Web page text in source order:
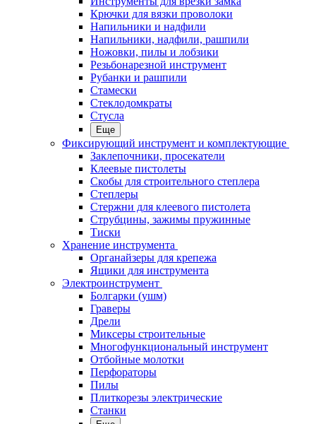
Крючки для вязки проволоки
Напильники и надфили
Напильники, надфили, рашпили
Ножовки, пилы и лобзики
Резьбонарезной инструмент
Рубанки и рашпили
Стамески
Стеклодомкраты
Стусла
Еще
Фиксирующий инструмент и комплектующие
Заклепочники, просекатели
Клеевые пистолеты
Скобы для строительного степлера
Степлеры
Стержни для клеевого пистолета
Струбцины, зажимы пружинные
Тиски
Хранение инструмента
Органайзеры для крепежа
Ящики для инструмента
Электроинструмент
Болгарки (ушм)
Граверы
Дрели
Миксеры строительные
Многофункциональный инструмент
Отбойные молотки
Перфораторы
Пилы
Плиткорезы электрические
Станки